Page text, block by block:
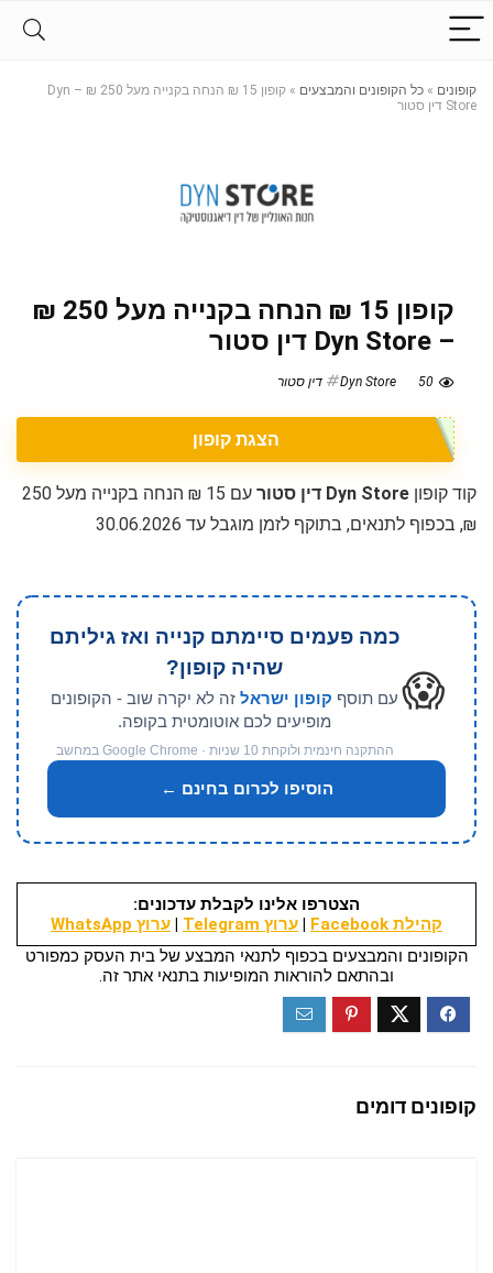
קופונים » כל הקופונים והמבצעים »
קופון 15 ₪ הנחה בקנייה מעל 250 ₪ – Dyn
Store דין סטור
קופון 15 ₪ הנחה בקנייה מעל 250 ₪
– Dyn Store דין סטור
50 Dyn Store דין סטור
הצגת קופון
קוד קופון Dyn Store דין סטור
עם 15 ₪ הנחה בקנייה מעל 250
₪, בכפוף לתנאים, בתוקף לזמן מוגבל עד 30.06.2026
😱
כמה פעמים סיימתם קנייה ואז גיליתם
שהיה קופון?
עם תוסף קופון ישראל זה לא יקרה שוב - הקופונים
מופיעים לכם אוטומטית בקופה.
ההתקנה חינמית ולוקחת 10 שניות · Google Chrome במחשב
הוסיפו לכרום בחינם ←
הצטרפו אלינו לקבלת עדכונים:
קהילת Facebook
| ערוץ Telegram | ערוץ WhatsApp
הקופונים והמבצעים בכפוף לתנאי המבצע של בית העסק כמפורט
ובהתאם להוראות המופיעות בתנאי אתר זה.
קופונים דומים